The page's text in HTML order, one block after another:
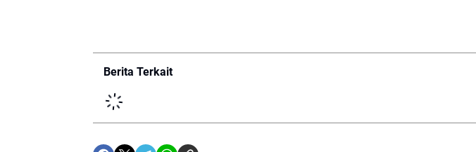
Berita Terkait